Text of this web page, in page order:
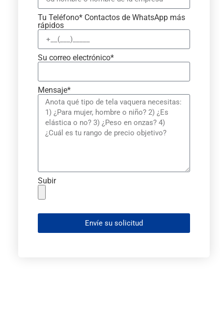
Tu Teléfono* Contactos de WhatsApp más
rápidos
Su correo electrónico*
Mensaje*
Subir
Envíe su solicitud